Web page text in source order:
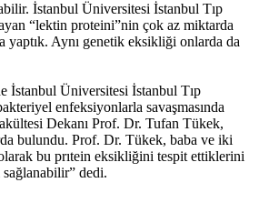
İstanbul Üniversitesi İstanbul Tıp
“lektin proteini”nin çok az miktarda
yaptık. Aynı genetik eksikliği onlarda da
İstanbul Üniversitesi İstanbul Tıp
enfeksiyonlarla savaşmasında
Dekanı Prof. Dr. Tufan Tükek,
bulundu. Prof. Dr. Tükek, baba ve iki
bu prıtein eksikliğini tespit ettiklerini
dedi.